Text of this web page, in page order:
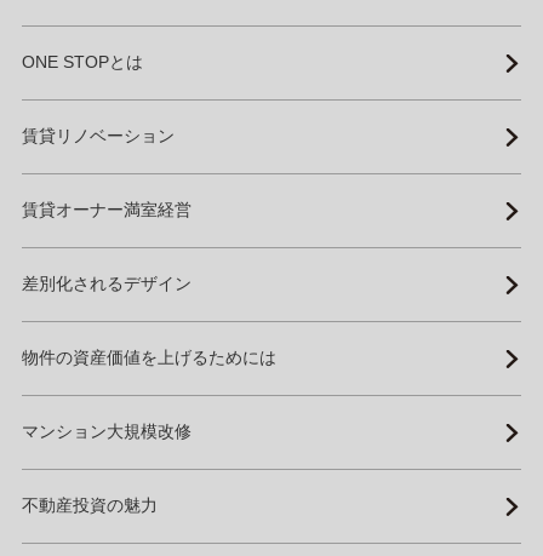
ONE STOPとは
賃貸リノベーション
賃貸オーナー満室経営
差別化されるデザイン
物件の資産価値を上げるためには
マンション大規模改修
不動産投資の魅力